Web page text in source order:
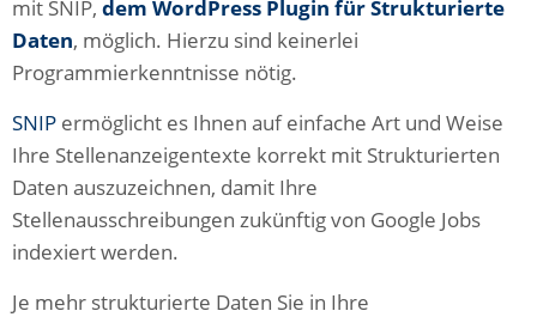
mit SNIP, dem WordPress Plugin für Strukturierte
Daten, möglich. Hierzu sind keinerlei
Programmierkenntnisse nötig.
SNIP ermöglicht es Ihnen auf einfache Art und Weise
Ihre Stellenanzeigentexte korrekt mit Strukturierten
Daten auszuzeichnen, damit Ihre
Stellenausschreibungen zukünftig von Google Jobs
indexiert werden.
Je mehr strukturierte Daten Sie in Ihre